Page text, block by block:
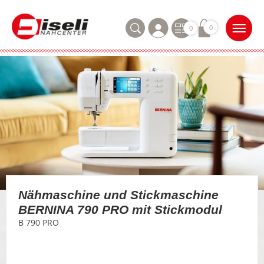
0 0
Nähmaschine und Stickmaschine
BERNINA 790 PRO mit Stickmodul
B 790 PRO